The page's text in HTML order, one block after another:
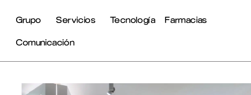
Grupo Servicios Tecnología Farmacias
Comunicación